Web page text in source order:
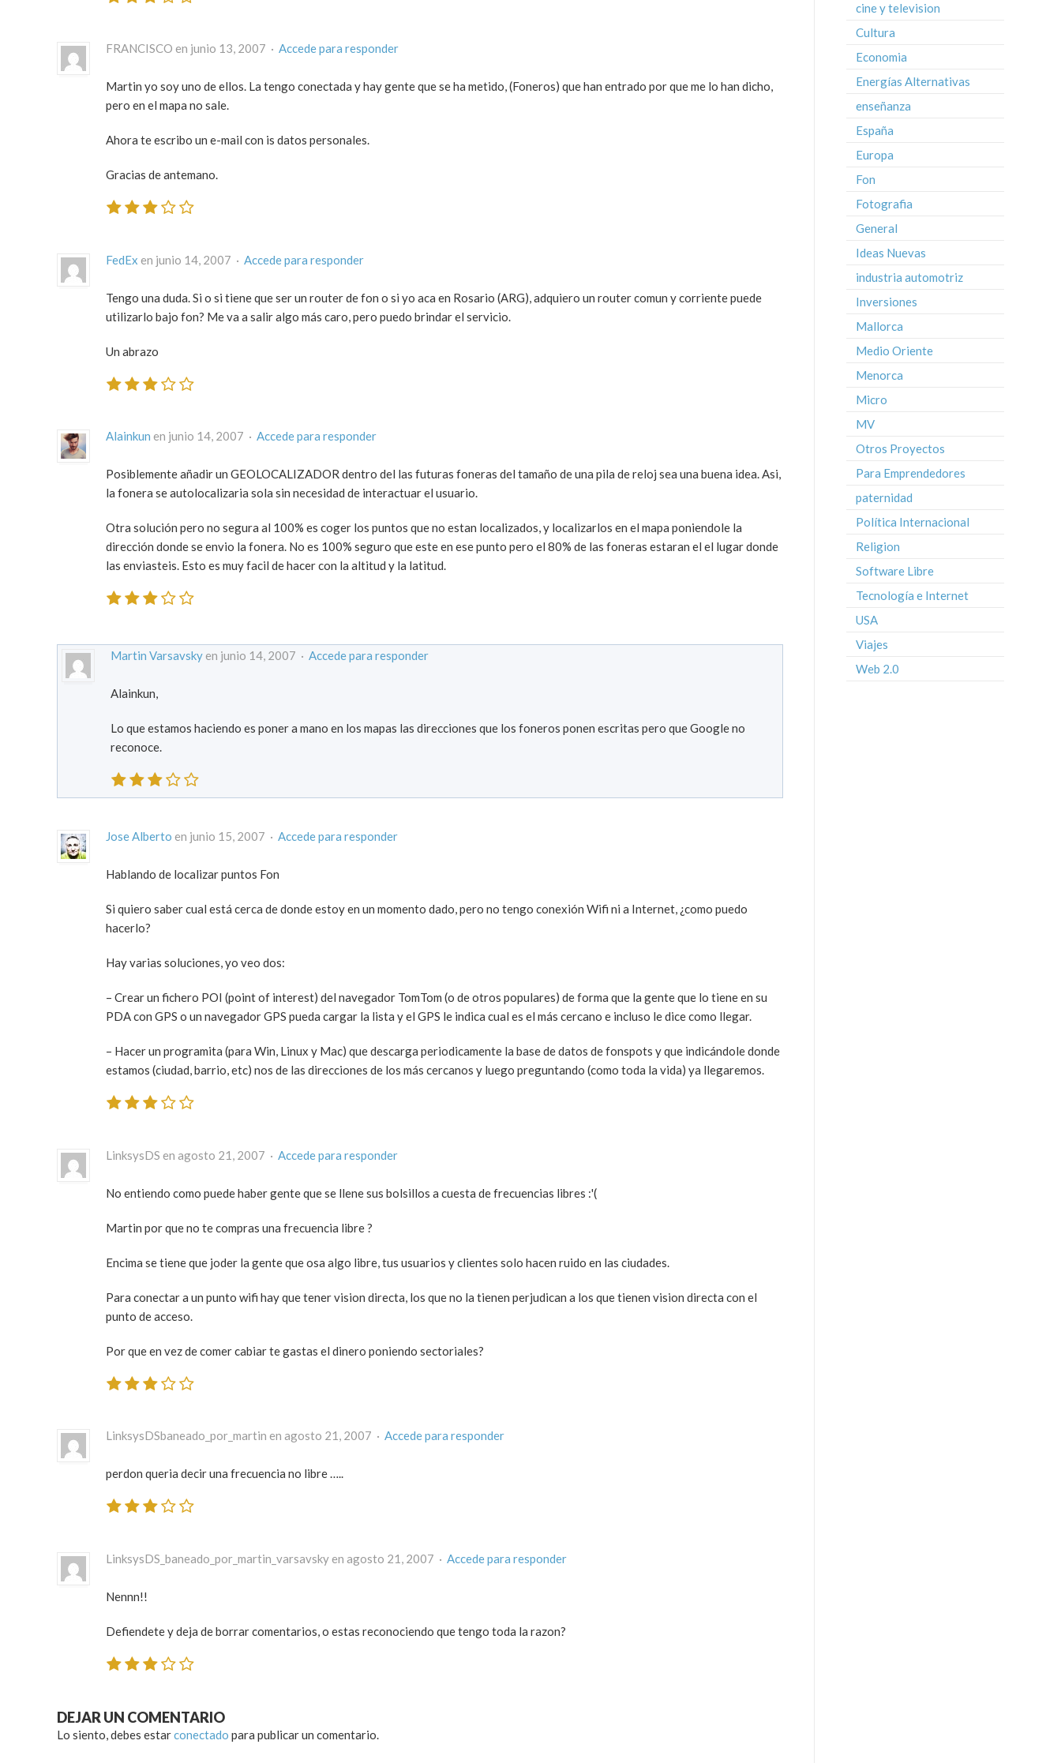
FRANCISCO en junio 13, 2007 · Accede para responder
Martin yo soy uno de ellos. La tengo conectada y hay gente que se ha metido, (Foneros) que han entrado por que me lo han dicho,
pero en el mapa no sale.
Ahora te escribo un e-mail con is datos personales.
Gracias de antemano.
FedEx en junio 14, 2007 · Accede para responder
Tengo una duda. Si o si tiene que ser un router de fon o si yo aca en Rosario (ARG), adquiero un router comun y corriente puede
utilizarlo bajo fon? Me va a salir algo más caro, pero puedo brindar el servicio.
Un abrazo
Alainkun en junio 14, 2007 · Accede para responder
Posiblemente añadir un GEOLOCALIZADOR dentro del las futuras foneras del tamaño de una pila de reloj sea una buena idea. Asi,
la fonera se autolocalizaria sola sin necesidad de interactuar el usuario.
Otra solución pero no segura al 100% es coger los puntos que no estan localizados, y localizarlos en el mapa poniendole la
dirección donde se envio la fonera. No es 100% seguro que este en ese punto pero el 80% de las foneras estaran el el lugar donde
las enviasteis. Esto es muy facil de hacer con la altitud y la latitud.
Martin Varsavsky en junio 14, 2007 · Accede para responder
Alainkun,
Lo que estamos haciendo es poner a mano en los mapas las direcciones que los foneros ponen escritas pero que Google no
reconoce.
Jose Alberto en junio 15, 2007 · Accede para responder
Hablando de localizar puntos Fon
Si quiero saber cual está cerca de donde estoy en un momento dado, pero no tengo conexión Wifi ni a Internet, ¿como puedo
hacerlo?
Hay varias soluciones, yo veo dos:
– Crear un fichero POI (point of interest) del navegador TomTom (o de otros populares) de forma que la gente que lo tiene en su
PDA con GPS o un navegador GPS pueda cargar la lista y el GPS le indica cual es el más cercano e incluso le dice como llegar.
– Hacer un programita (para Win, Linux y Mac) que descarga periodicamente la base de datos de fonspots y que indicándole donde
estamos (ciudad, barrio, etc) nos de las direcciones de los más cercanos y luego preguntando (como toda la vida) ya llegaremos.
LinksysDS en agosto 21, 2007 · Accede para responder
No entiendo como puede haber gente que se llene sus bolsillos a cuesta de frecuencias libres :'(
Martin por que no te compras una frecuencia libre ?
Encima se tiene que joder la gente que osa algo libre, tus usuarios y clientes solo hacen ruido en las ciudades.
Para conectar a un punto wifi hay que tener vision directa, los que no la tienen perjudican a los que tienen vision directa con el
punto de acceso.
Por que en vez de comer cabiar te gastas el dinero poniendo sectoriales?
LinksysDSbaneado_por_martin en agosto 21, 2007 · Accede para responder
perdon queria decir una frecuencia no libre …..
LinksysDS_baneado_por_martin_varsavsky en agosto 21, 2007 · Accede para responder
Nennn!!
Defiendete y deja de borrar comentarios, o estas reconociendo que tengo toda la razon?
DEJAR UN COMENTARIO
Lo siento, debes estarconectado para publicar un comentario.
cine y television
Cultura
Economia
Energías Alternativas
enseñanza
España
Europa
Fon
Fotografia
General
Ideas Nuevas
industria automotriz
Inversiones
Mallorca
Medio Oriente
Menorca
Micro
MV
Otros Proyectos
Para Emprendedores
paternidad
Política Internacional
Religion
Software Libre
Tecnología e Internet
USA
Viajes
Web 2.0